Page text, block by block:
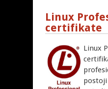
Linux
certifikate
Linux
postoji